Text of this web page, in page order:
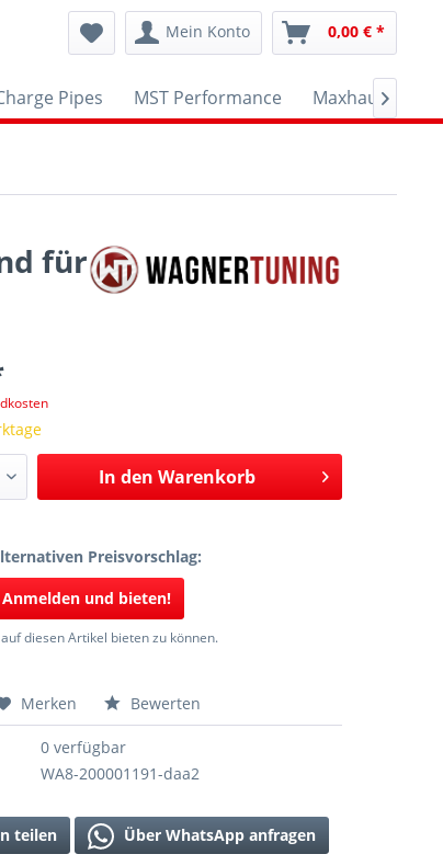
Mein Konto 0,00 € *
Pipes MST Performance Maxhaust

für
In den Warenkorb
Preisvorschlag:
Anmelden und bieten!
diesen Artikel bieten zu können.
Merken Bewerten
0 verfügbar
WA8-200001191-daa2
teilen Über WhatsApp anfragen